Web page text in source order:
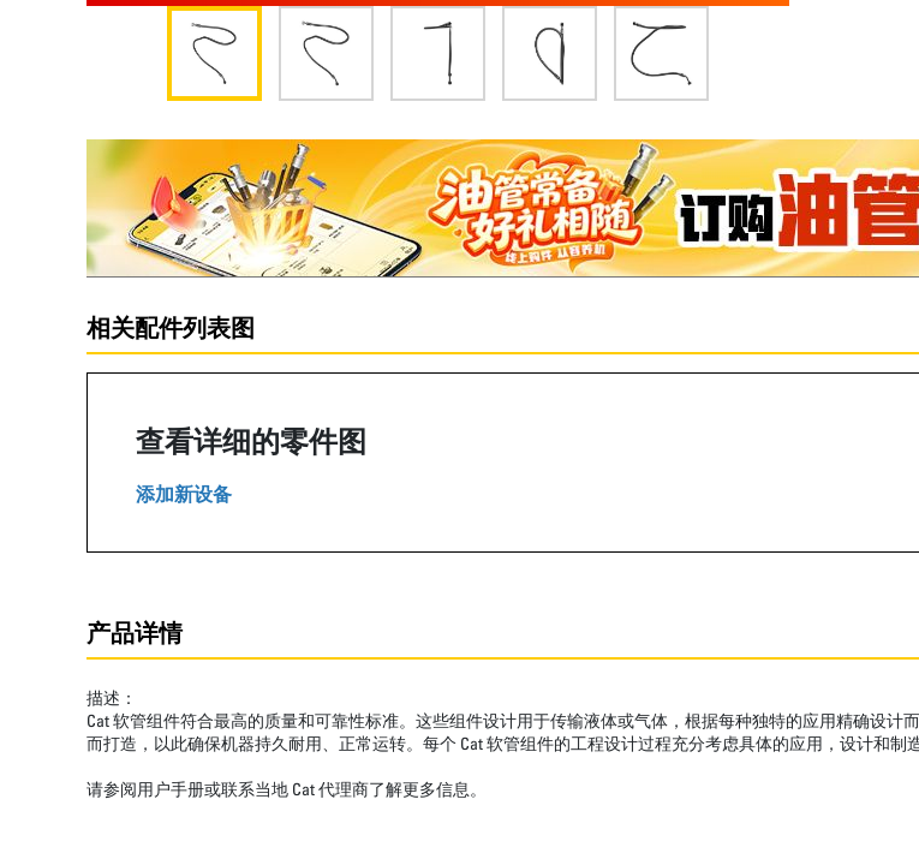
相关配件列表图
查看详细的零件图
添加新设备
产品详情
描述：
Cat 软管组件符合最高的质量和可靠性标准。这些组件设计用于传输液体或气体，根据每种独特的应用精确设
而打造，以此确保机器持久耐用、正常运转。每个 Cat 软管组件的工程设计过程充分考虑具体的应用，设计和制
请参阅用户手册或联系当地 Cat 代理商了解更多信息。